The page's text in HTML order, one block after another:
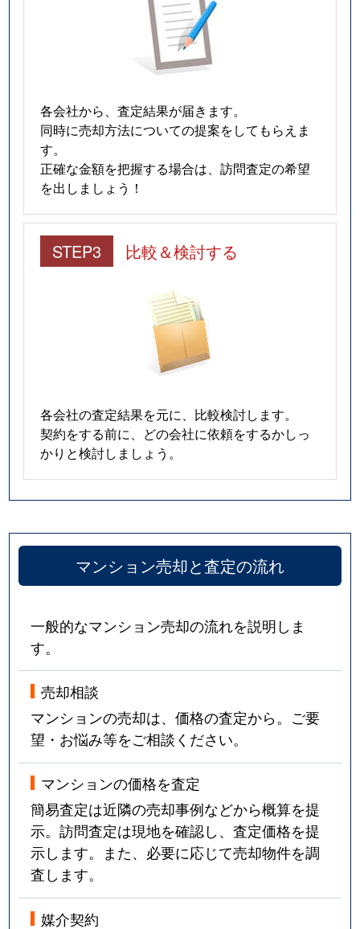
各会社から、査定結果が届きます。
同時に売却方法についての提案をしてもらえま
す。
正確な金額を把握する場合は、訪問査定の希望
を出しましょう！
STEP3 比較＆検討する
各会社の査定結果を元に、比較検討します。
契約をする前に、どの会社に依頼をするかしっ
かりと検討しましょう。
マンション売却と査定の流れ
一般的なマンション売却の流れを説明しま
す。
売却相談
マンションの売却は、価格の査定から。ご要
望・お悩み等をご相談ください。
マンションの価格を査定
簡易査定は近隣の売却事例などから概算を提
示。訪問査定は現地を確認し、査定価格を提
示します。また、必要に応じて売却物件を調
査します。
媒介契約